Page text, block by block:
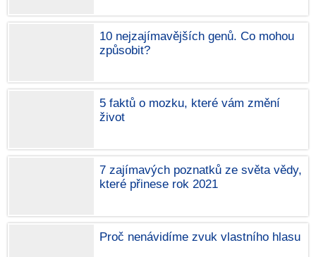
10 nejzajímavějších genů. Co mohou
způsobit?
5 faktů o mozku, které vám změní
život
7 zajímavých poznatků ze světa vědy,
které přinese rok 2021
Proč nenávidíme zvuk vlastního hlasu